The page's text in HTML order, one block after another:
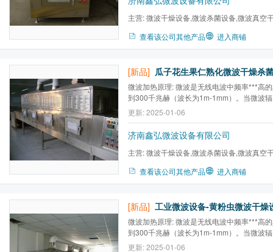
主营:微波干燥设备,微波杀菌设备,微波真空
查看该公司其他产品 进入商铺
[新品]
微波加热原理: 微波是无线电波中频率***高
到300千兆赫（波长为1m-1mm）。当微波
被反射的电磁波进入到物体内部与构成物体
互作用，对于不同的物质，微波能产生热效
效应等能量转换，从而产生热量达到加热干
更新: 2025-01-06
济南鑫弘微波设备有限公司
主营:微波干燥设备,微波杀菌设备,微波真空
查看该公司其他产品 进入商铺
[新品]
微波加热原理: 微波是无线电波中频率***高
到300千兆赫（波长为1m-1mm）。当微波
被反射的电磁波进入到物体内部与构成物体
更新: 2025-01-06